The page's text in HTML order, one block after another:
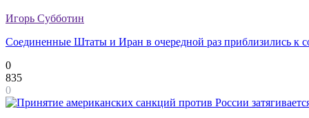
Игорь Субботин
Соединенные Штаты и Иран в очередной раз приблизились к
0
835
0